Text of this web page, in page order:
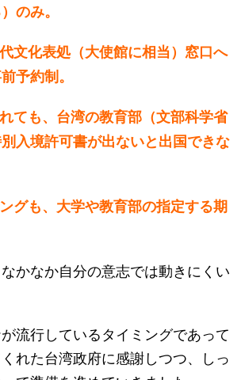
のみ。
文化表処（大使館に相当）窓口へ
予約制。
ても、台湾の教育部（文部科学省
入境許可書が出ないと出国できな
グも、大学や教育部の指定する期
かなか自分の意志では動きにくい
流行しているタイミングであって
れた台湾政府に感謝しつつ、しっ